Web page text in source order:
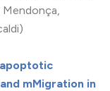
Mendonça,
apoptotic
mMigration in